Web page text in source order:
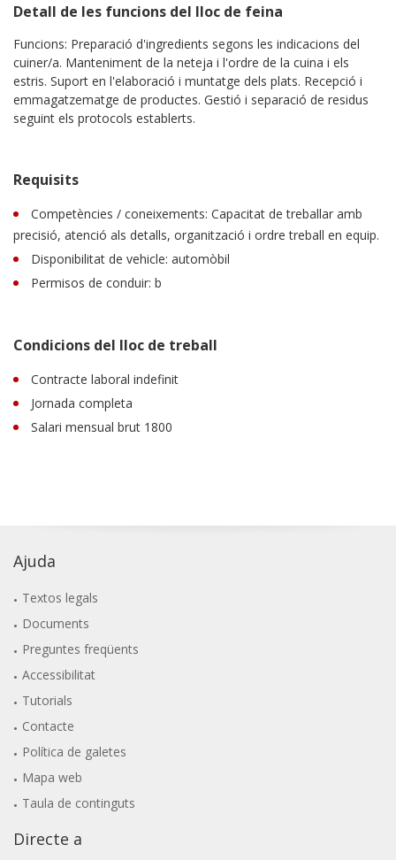
Detall de les funcions del lloc de feina
Funcions: Preparació d'ingredients segons les indicacions del
cuiner/a. Manteniment de la neteja i l'ordre de la cuina i els
estris. Suport en l'elaboració i muntatge dels plats. Recepció i
emmagatzematge de productes. Gestió i separació de residus
seguint els protocols establerts.
Requisits
Competències / coneixements: Capacitat de treballar amb
precisió, atenció als detalls, organització i ordre treball en equip.
Disponibilitat de vehicle: automòbil
Permisos de conduir: b
Condicions del lloc de treball
Contracte laboral indefinit
Jornada completa
Salari mensual brut 1800
Ajuda
Textos legals
Documents
Preguntes freqüents
Accessibilitat
Tutorials
Contacte
Política de galetes
Mapa web
Taula de continguts
Directe a